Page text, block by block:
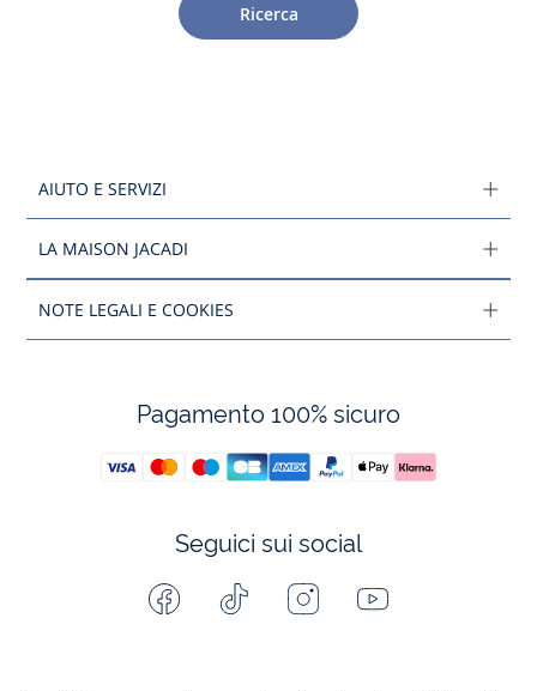
Ricerca
AIUTO E SERVIZI
LA MAISON JACADI
NOTE LEGALI E COOKIES
Pagamento 100% sicuro
Seguici sui social
Facebook Tiktok InstagramYoutube